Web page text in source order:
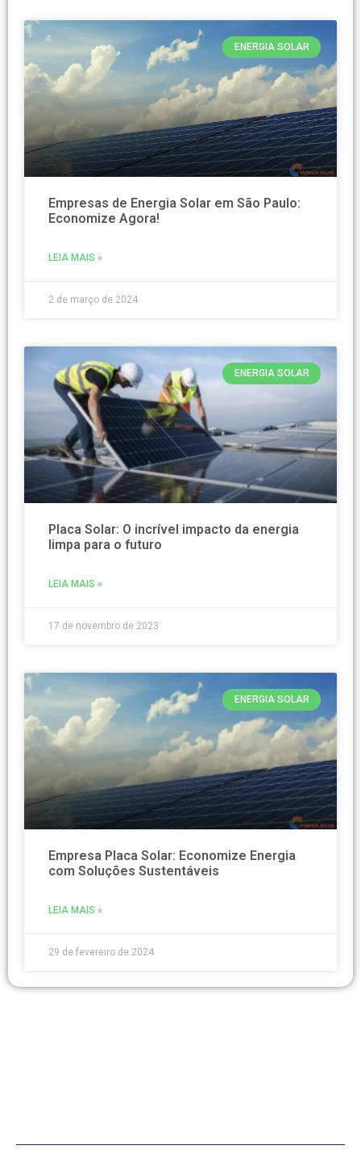
ENERGIA SOLAR
Empresas de Energia Solar em São Paulo:
Economize Agora!
LEIA MAIS »
2 de março de 2024
ENERGIA SOLAR
Placa Solar: O incrível impacto da energia
limpa para o futuro
LEIA MAIS »
17 de novembro de 2023
ENERGIA SOLAR
Empresa Placa Solar: Economize Energia
com Soluções Sustentáveis
LEIA MAIS »
29 de fevereiro de 2024